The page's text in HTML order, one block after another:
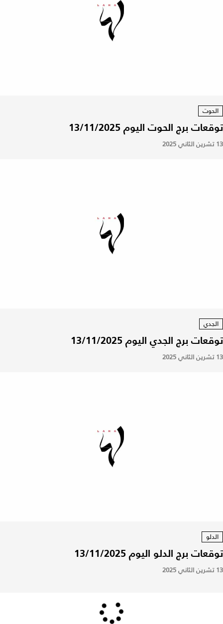
الحوت
توقعات برج الحوت اليوم 13/11/2025
13 تشرين الثاني 2025
الجدي
توقعات برج الجدي اليوم 13/11/2025
13 تشرين الثاني 2025
الدلو
توقعات برج الدلو اليوم 13/11/2025
13 تشرين الثاني 2025